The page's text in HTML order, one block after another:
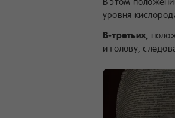
уровня
В‑третьих,
и голову,